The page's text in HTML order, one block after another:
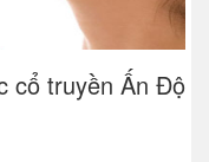
cổ truyền Ấn Độ